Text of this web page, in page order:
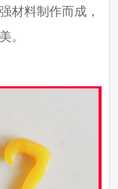
材料制作而成，
。